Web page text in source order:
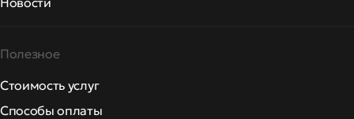
Полезное
Стоимость услуг
Способы оплаты